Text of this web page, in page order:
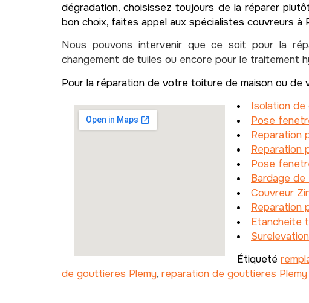
dégradation, choisissez toujours de la réparer
bon choix, faites appel aux spécialistes couvreurs à
Nous pouvons intervenir que ce soit pour la
changement de tuiles ou encore pour le traitement
Pour la réparation de votre toiture de maison ou
Isolation de
Pose
Reparation
Reparation
Pose
Bardage
Couvreur
Reparation
Etancheite
Étiqueté
de gouttieres Plemy, reparation de gouttieres Plemy